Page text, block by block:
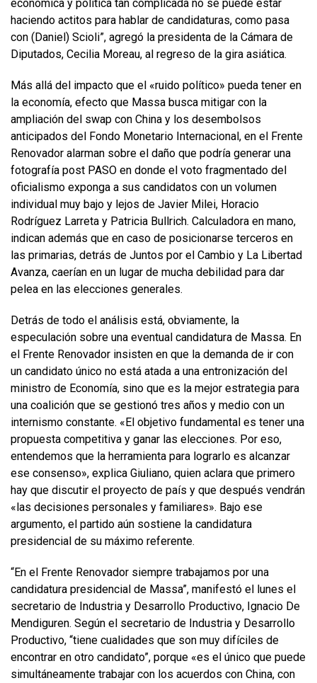
económica y política tan complicada no se puede estar
haciendo actitos para hablar de candidaturas, como pasa
con (Daniel) Scioli”, agregó la presidenta de la Cámara de
Diputados, Cecilia Moreau, al regreso de la gira asiática.
Más allá del impacto que el «ruido político» pueda tener en
la economía, efecto que Massa busca mitigar con la
ampliación del swap con China y los desembolsos
anticipados del Fondo Monetario Internacional, en el Frente
Renovador alarman sobre el daño que podría generar una
fotografía post PASO en donde el voto fragmentado del
oficialismo exponga a sus candidatos con un volumen
individual muy bajo y lejos de Javier Milei, Horacio
Rodríguez Larreta y Patricia Bullrich. Calculadora en mano,
indican además que en caso de posicionarse terceros en
las primarias, detrás de Juntos por el Cambio y La Libertad
Avanza, caerían en un lugar de mucha debilidad para dar
pelea en las elecciones generales.
Detrás de todo el análisis está, obviamente, la
especulación sobre una eventual candidatura de Massa. En
el Frente Renovador insisten en que la demanda de ir con
un candidato único no está atada a una entronización del
ministro de Economía, sino que es la mejor estrategia para
una coalición que se gestionó tres años y medio con un
internismo constante. «El objetivo fundamental es tener una
propuesta competitiva y ganar las elecciones. Por eso,
entendemos que la herramienta para lograrlo es alcanzar
ese consenso», explica Giuliano, quien aclara que primero
hay que discutir el proyecto de país y que después vendrán
«las decisiones personales y familiares». Bajo ese
argumento, el partido aún sostiene la candidatura
presidencial de su máximo referente.
“En el Frente Renovador siempre trabajamos por una
candidatura presidencial de Massa”, manifestó el lunes el
secretario de Industria y Desarrollo Productivo, Ignacio De
Mendiguren. Según el secretario de Industria y Desarrollo
Productivo, “tiene cualidades que son muy difíciles de
encontrar en otro candidato”, porque «es el único que puede
simultáneamente trabajar con los acuerdos con China, con